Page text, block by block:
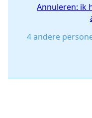
Annuleren: ik
4 andere